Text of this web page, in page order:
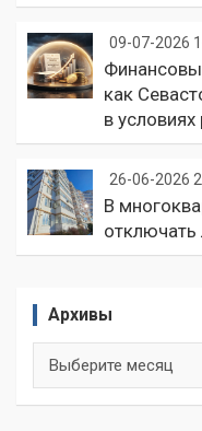
09-07-2026
как
в
26-06-2026
В
Архивы